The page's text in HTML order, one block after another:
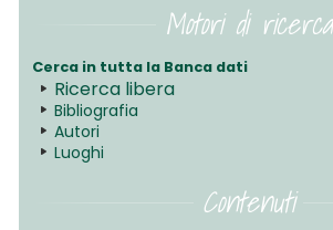
Motori di ricerca
Cerca in tutta la Banca dati
Ricerca libera
Bibliografia
Autori
Luoghi
Contenuti